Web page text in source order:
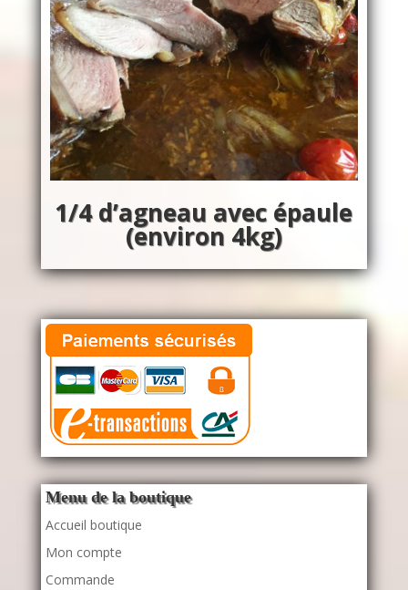
1/4 d’agneau avec épaule
(environ 4kg)
Menu de la boutique
Accueil boutique
Mon compte
Commande